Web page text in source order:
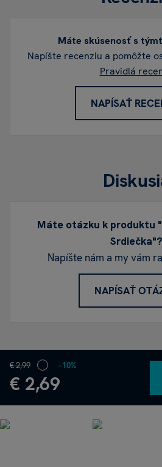
Máte skúsenosť s
Napíšte recenziu a pomôžte
Pravidlá
NAPÍSAŤ
Máte otázku k produktu
Srdiečka"?
Napíšte nám a my vám
NAPÍSAŤ
€ 2,99
€ 2,69
−10%